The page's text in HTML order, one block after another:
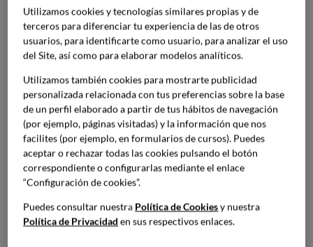
cocinados. Sin embargo, apenas unos minutos pueden
modificar completamente la textura, el sabor, las
propiedades nutricionales e incluso la seguridad
alimentaria.
¿Por qué son tan importantes los
tiempos de cocción?
Aplicar el tiempo de cocción adecuado es necesario
paragarantizar que los resultados que se obtienen son
óptimos. Pero como decíamos, no se trata solo de que el
alimento esté hecho, sino más bien de
equilibrio exacto entre textura, jugosidad y sabor
Por ejemplo, en productos cárnicos, unos segundos de
Utilizamos cookies y tecnologías similares propias y de
terceros para diferenciar tu experiencia de las de otros
usuarios, para identificarte como usuario, para analizar el uso
del Site, así como para elaborar modelos analíticos.
Utilizamos también cookies para mostrarte publicidad
personalizada relacionada con tus preferencias sobre la base
de un perfil elaborado a partir de tus hábitos de navegación
(por ejemplo, páginas visitadas) y la información que nos
facilites (por ejemplo, en formularios de cursos). Puedes
aceptar o rechazar todas las cookies pulsando el botón
correspondiente o configurarlas mediante el enlace
“Configuración de cookies”.
Puedes consultar nuestra Política de Cookiesy nuestra
Política de Privacidad en sus respectivos enlaces.